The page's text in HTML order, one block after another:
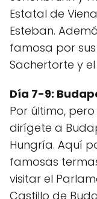
Estatal de
Esteban.
famosa por
Sachertorte y
Día 7-9:
Por último,
dirígete a
Hungría. Aquí
famosas
visitar el
Castillo de